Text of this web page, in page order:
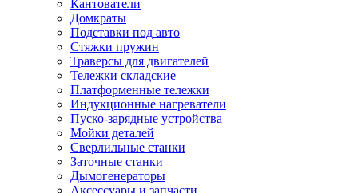
Кантователи
Домкраты
Подставки под авто
Стяжки пружин
Траверсы для двигателей
Тележки складские
Платформенные тележки
Индукционные нагреватели
Пуско-зарядные устройства
Мойки деталей
Сверлильные станки
Заточные станки
Дымогенераторы
Аксессуары и запчасти